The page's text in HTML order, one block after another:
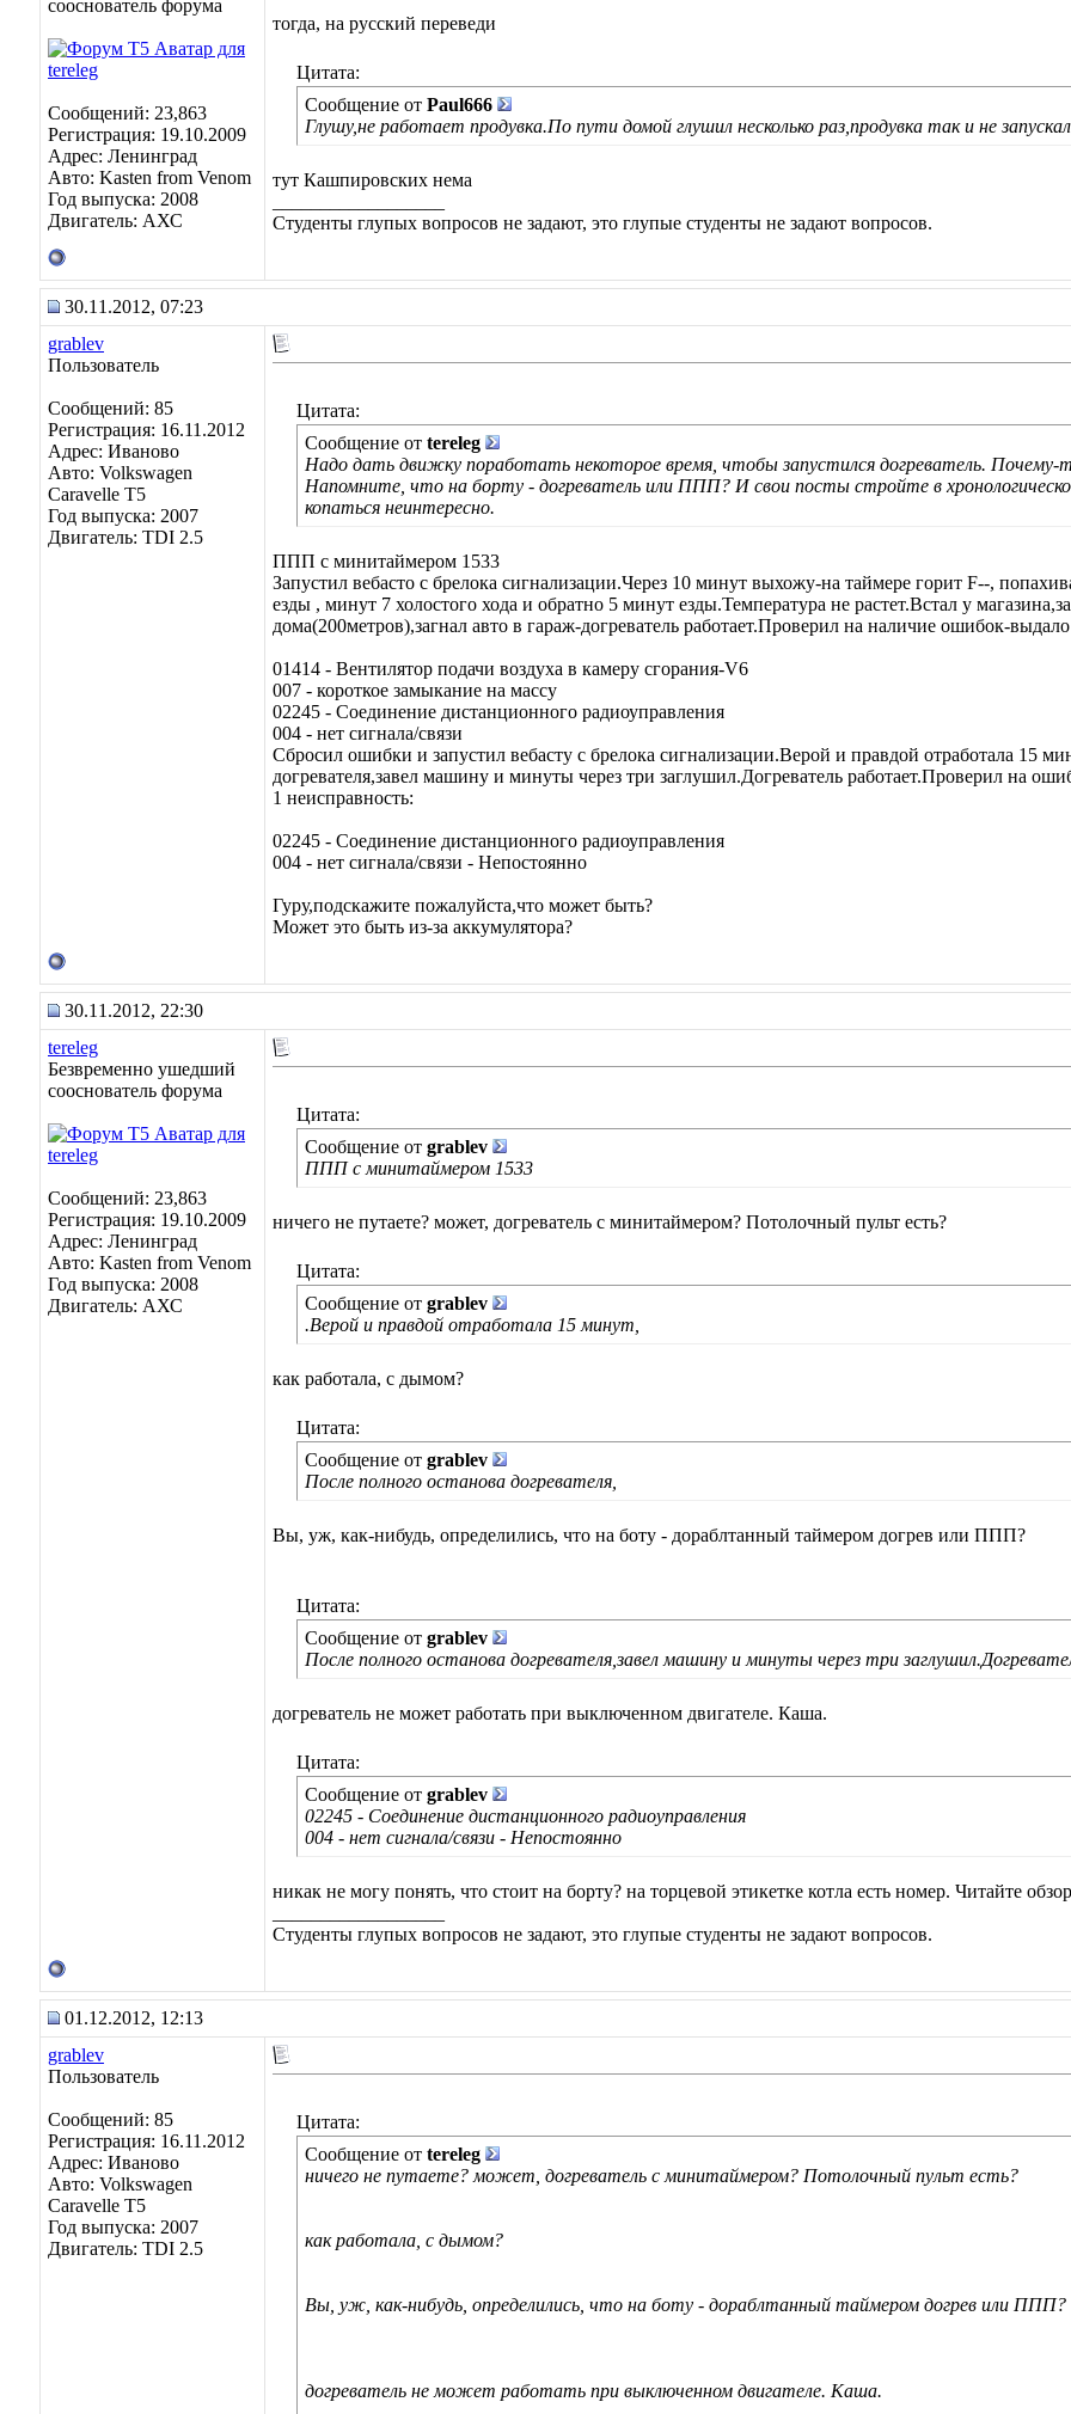
сооснователь форума
Сообщений: 23,863
Регистрация: 19.10.2009
Адрес: Ленинград
Авто: Kasten from Venom
Год выпуска: 2008
Двигатель: АХС
тогда, на русский переведи
Цитата:
Сообщение от Paul666
Глушу,не работает продувка.По пути домой глушил несколько раз,продувка так и не
тут Кашпировских нема
Студенты глупых вопросов не задают, это глупые студенты не задают вопросов.
30.11.2012, 07:23
grablev
Пользователь
Сообщений: 85
Регистрация: 16.11.2012
Адрес: Иваново
Авто: Volkswagen
Caravelle Т5
Год выпуска: 2007
Двигатель: TDI 2.5
Цитата:
Сообщение от tereleg
Надо дать движку поработать некоторое время, чтобы запустился догреватель.
Напомните, что на борту - догреватель или ППП? И свои посты стройте в
копаться неинтересно.
ППП с минитаймером 1533
Запустил вебасто с брелока сигнализации.Через 10 минут выхожу-на таймере горит F--,
езды , минут 7 холостого хода и обратно 5 минут езды.Температура не растет.Встал у
дома(200метров),загнал авто в гараж-догреватель работает.Проверил на наличие ошибок-
01414 - Вентилятор подачи воздуха в камеру сгорания-V6
007 - короткое замыкание на массу
02245 - Соединение дистанционного радиоуправления
004 - нет сигнала/связи
Сбросил ошибки и запустил вебасту с брелока сигнализации.Верой и правдой отработала 15
догревателя,завел машину и минуты через три заглушил.Догреватель работает.Проверил на
1 неисправность:
02245 - Соединение дистанционного радиоуправления
004 - нет сигнала/связи - Непостоянно
Гуру,подскажите пожалуйста,что может быть?
Может это быть из-за аккумулятора?
30.11.2012, 22:30
tereleg
Безвременно ушедший
сооснователь форума
Сообщений: 23,863
Регистрация: 19.10.2009
Адрес: Ленинград
Авто: Kasten from Venom
Год выпуска: 2008
Двигатель: АХС
Цитата:
Сообщение от grablev
ППП с минитаймером 1533
ничего не путаете? может, догреватель с минитаймером? Потолочный пульт есть?
Цитата:
Сообщение от grablev
.Верой и правдой отработала 15 минут,
как работала, с дымом?
Цитата:
Сообщение от grablev
После полного останова догревателя,
Вы, уж, как-нибудь, определились, что на боту - дораблтанный таймером догрев или ППП?
Цитата:
Сообщение от grablev
После полного останова догревателя,завел машину и минуты через три
догреватель не может работать при выключенном двигателе. Каша.
Цитата:
Сообщение от grablev
02245 - Соединение дистанционного радиоуправления
004 - нет сигнала/связи - Непостоянно
никак не могу понять, что стоит на борту? на торцевой этикетке котла есть номер. Читайте
Студенты глупых вопросов не задают, это глупые студенты не задают вопросов.
01.12.2012, 12:13
grablev
Пользователь
Сообщений: 85
Регистрация: 16.11.2012
Адрес: Иваново
Авто: Volkswagen
Caravelle Т5
Год выпуска: 2007
Двигатель: TDI 2.5
Цитата:
Сообщение от tereleg
ничего не путаете? может, догреватель с минитаймером? Потолочный пульт есть?
как работала, с дымом?
Вы, уж, как-нибудь, определились, что на боту - дораблтанный таймером догрев или ППП?
догреватель не может работать при выключенном двигателе. Каша.